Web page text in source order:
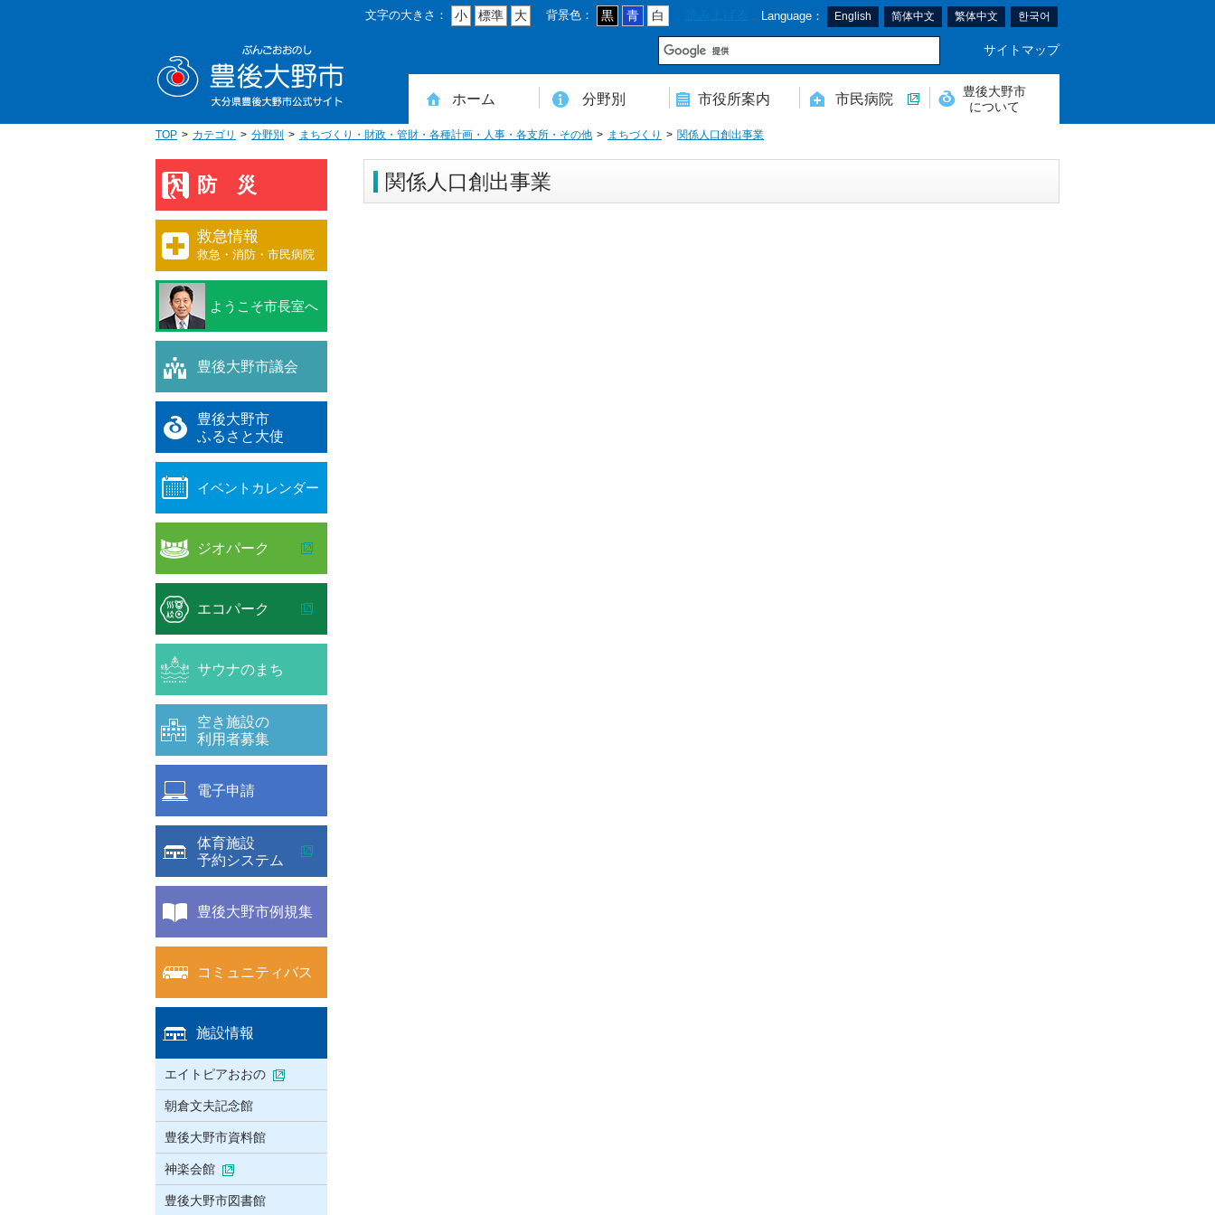
移
文字の大きさ： 小 標準 大 背景色： 黒 青 白 Language： English 简体中文 繁体中文 한국어
サイトマップ
ホーム 分野別
住民登録・戸籍・印鑑・マイナンバー
税・年金・国民健康保険・後期高齢者医療
教育・文化・スポーツ・人権・男女共同参画
健康・医療・介護・福祉・食育
消防・防災・安全・環境・ごみ・住宅・水道
商工・労働・消費者行政
入札・契約・工事・委託
農業・林業・農業委員会事務局
道路・都市計画・地籍・交通
議会・選管・監査
まちづくり・財政・管財・各種計画・人事・各支所・その他
市役所案内
本庁舎案内図
庁舎案内
行政組織
市民病院
豊後大野市
について
人口・世帯数・高齢者人口
豊後大野市の概要
豊後大野市の歴史
合併経過
市章・市民憲章・市花・市木等
豊後大野市友好交流協定
豊後大野市のすがた
豊後大野市の観光
豊後大野市の各種計画
ようこそ市長室へ
名誉市民
豊後大野市ふるさと大使
TOP カテゴリ 分野別 まちづくり・財政・管財・各種計画・人事・各支所・その他 まちづくり 関係人口創出事業
関係人口創出事業
防災
救急情報
救急・消防・市民病院
ようこそ市長室へ
豊後大野市議会
豊後大野市
ふるさと大使
イベントカレンダー
ジオパーク
エコパーク
サウナのまち
空き施設の
利用者募集
電子申請
体育施設
予約システム
豊後大野市例規集
コミュニティバス
施設情報
エイトピアおおの
朝倉文夫記念館
豊後大野市資料館
神楽会館
豊後大野市図書館